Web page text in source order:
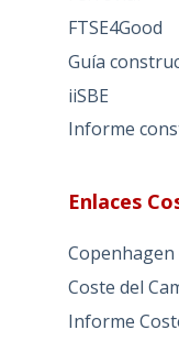
FTSE4Good
Guía
iiSBE
Informe
Enlaces
Coste del
Informe